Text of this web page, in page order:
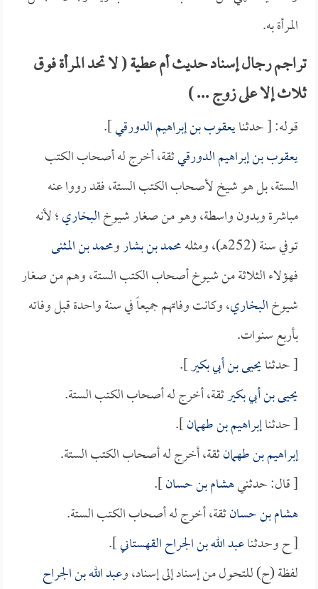
المرأة به.
تراجم رجال إسناد حديث أم عطية ( لا تحد المرأة فوق
ثلاث إلا على زوج ... )
قوله: [ حدثنايعقوب بن إبراهيم الدورقي].
يعقوب بن إبراهيم الدورقيثقة، أخرج له أصحاب الكتب
الستة، بل هو شيخ لأصحاب الكتب الستة، فقد رووا عنه
مباشرة وبدون واسطة، وهو من صغار شيوخالبخاري؛ لأنه
توفي سنة (252هـ)، ومثله
محمد بن بشارومحمد بن المثنى
فهؤلاء الثلاثة من شيوخ أصحاب الكتب الستة، وهم من صغار
شيوخالبخاري، وكانت وفاتهم جميعاً في سنة واحدة قبل وفاته
بأربع سنوات.
[ حدثنايحيى بن أبي بكير].
يحيى بن أبي بكيرثقة، أخرج له أصحاب الكتب الستة.
[ حدثناإبراهيم بن طهمان].
إبراهيم بن طهمانثقة، أخرج له أصحاب الكتب الستة.
[ قال: حدثنيهشام بن حسان].
هشام بن حسانثقة، أخرج له أصحاب الكتب الستة.
[ ح وحدثناعبد الله بن الجراح القهستاني].
لفظة (ح) للتحول من إسناد إلى إسناد، وعبد الله بن الجراح